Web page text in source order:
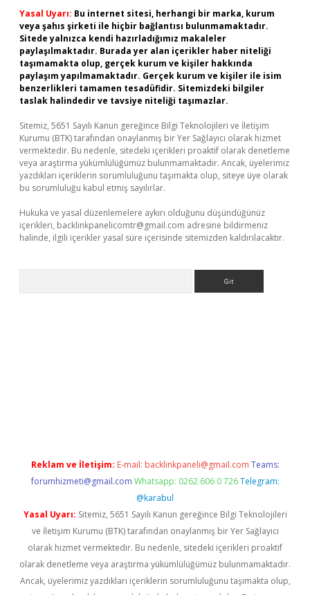
Yasal Uyarı: Bu internet sitesi, herhangi bir marka, kurum
veya şahıs şirketi ile hiçbir bağlantısı bulunmamaktadır.
Sitede yalnızca kendi hazırladığımız makaleler
paylaşılmaktadır. Burada yer alan içerikler haber niteliği
taşımamakta olup, gerçek kurum ve kişiler hakkında
paylaşım yapılmamaktadır. Gerçek kurum ve kişiler ile isim
benzerlikleri tamamen tesadüfidir. Sitemizdeki bilgiler
taslak halindedir ve tavsiye niteliği taşımazlar.
Sitemiz, 5651 Sayılı Kanun gereğince Bilgi Teknolojileri ve İletişim
Kurumu (BTK) tarafından onaylanmış bir Yer Sağlayıcı olarak hizmet
vermektedir. Bu nedenle, sitedeki içerikleri proaktif olarak denetleme
veya araştırma yükümlülüğümüz bulunmamaktadır. Ancak, üyelerimiz
yazdıkları içeriklerin sorumluluğunu taşımakta olup, siteye üye olarak
bu sorumluluğu kabul etmiş sayılırlar.
Hukuka ve yasal düzenlemelere aykırı olduğunu düşündüğünüz
içerikleri, backlinkpanelicomtr@gmail.com adresine bildirmeniz
halinde, ilgili içerikler yasal süre içerisinde sitemizden kaldırılacaktır.
Reklam ve İletişim: E-mail: backlinkpaneli@gmail.com Teams:
forumhizmeti@gmail.com Whatsapp: 0262 606 0 726 Telegram:
@karabul
Yasal Uyarı: Sitemiz, 5651 Sayılı Kanun gereğince Bilgi Teknolojileri
ve İletişim Kurumu (BTK) tarafından onaylanmış bir Yer Sağlayıcı
olarak hizmet vermektedir. Bu nedenle, sitedeki içerikleri proaktif
olarak denetleme veya araştırma yükümlülüğümüz bulunmamaktadır.
Ancak, üyelerimiz yazdıkları içeriklerin sorumluluğunu taşımakta olup,